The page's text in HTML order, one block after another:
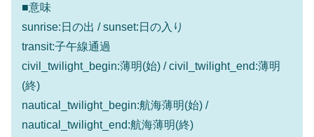
■意味
sunrise:日の出 / sunset:日の入り
transit:子午線通過
civil_twilight_begin:薄明(始) / civil_twilight_end:薄明
(終)
nautical_twilight_begin:航海薄明(始) /
nautical_twilight_end:航海薄明(終)